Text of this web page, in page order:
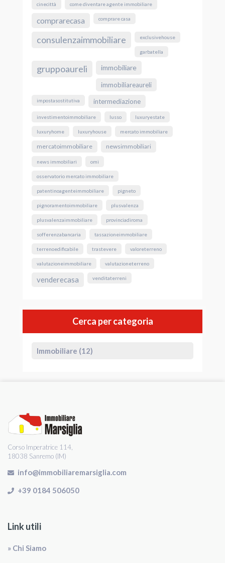
cinecittà come diventare agente immobiliare
comprarecasa comprare casa
consulenzaimmobiliare exclusivehouse
garbatella
gruppoaureli immobiliare
immobiliareaureli
impostasostitutiva intermediazione
investimentoimmobiliare lusso luxuryestate
luxuryhome luxuryhouse mercato immobiliare
mercatoimmobiliare newsimmobiliari
news immobiliari omi
osservatorio mercato immobiliare
patentinoagenteimmobiliare pigneto
pignoramentoimmobiliare plusvalenza
plusvalenzaimmobiliare provinciadiroma
sofferenzabancaria tassazioneimmobiliare
terrenoedificabile trastevere valoreterreno
valutazioneimmobiliare valutazioneterreno
venderecasa venditaterreni
Cerca per categoria
Immobiliare (12)
Corso Imperatrice 114,
18038 Sanremo (IM)
info@immobiliaremarsiglia.com
+39 0184 506050
Link utili
» Chi Siamo